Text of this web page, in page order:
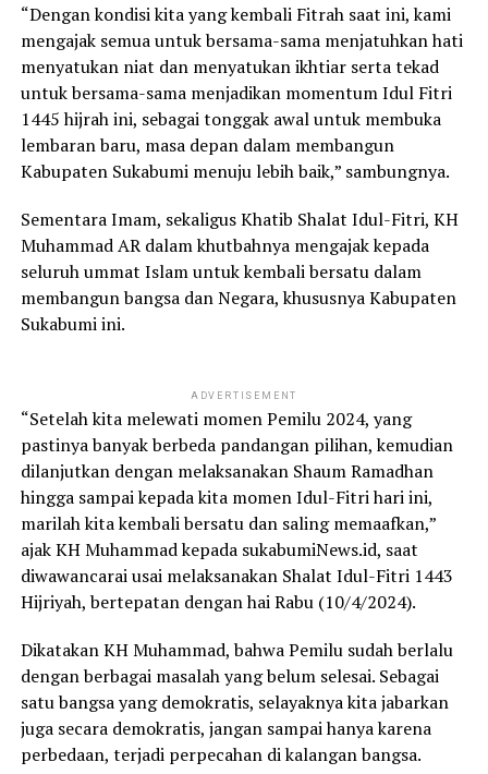
“Dengan kondisi kita yang kembali Fitrah saat ini, kami
mengajak semua untuk bersama-sama menjatuhkan hati
menyatukan niat dan menyatukan ikhtiar serta tekad
untuk bersama-sama menjadikan momentum Idul Fitri
1445 hijrah ini, sebagai tonggak awal untuk membuka
lembaran baru, masa depan dalam membangun
Kabupaten Sukabumi menuju lebih baik,” sambungnya.
Sementara Imam, sekaligus Khatib Shalat Idul-Fitri, KH
Muhammad AR dalam khutbahnya mengajak kepada
seluruh ummat Islam untuk kembali bersatu dalam
membangun bangsa dan Negara, khususnya Kabupaten
Sukabumi ini.
ADVERTISEMENT
“Setelah kita melewati momen Pemilu 2024, yang
pastinya banyak berbeda pandangan pilihan, kemudian
dilanjutkan dengan melaksanakan Shaum Ramadhan
hingga sampai kepada kita momen Idul-Fitri hari ini,
marilah kita kembali bersatu dan saling memaafkan,”
ajak KH Muhammad kepada sukabumiNews.id, saat
diwawancarai usai melaksanakan Shalat Idul-Fitri 1443
Hijriyah, bertepatan dengan hai Rabu (10/4/2024).
Dikatakan KH Muhammad, bahwa Pemilu sudah berlalu
dengan berbagai masalah yang belum selesai. Sebagai
satu bangsa yang demokratis, selayaknya kita jabarkan
juga secara demokratis, jangan sampai hanya karena
perbedaan, terjadi perpecahan di kalangan bangsa.